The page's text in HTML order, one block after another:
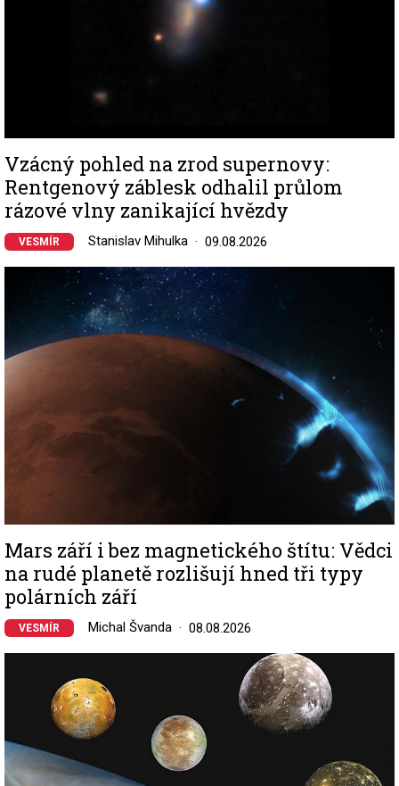
Vzácný pohled na zrod supernovy:
Rentgenový záblesk odhalil průlom
rázové vlny zanikající hvězdy
VESMÍR Stanislav Mihulka 09.08.2026
Image
Mars září i bez magnetického štítu: Vědci
na rudé planetě rozlišují hned tři typy
polárních září
VESMÍR Michal Švanda 08.08.2026